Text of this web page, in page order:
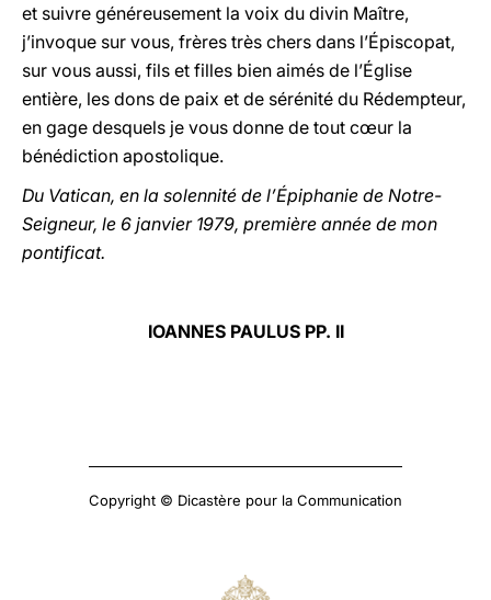
et suivre généreusement la voix du divin Maître,
j’invoque sur vous, frères très chers dans l’Épiscopat,
sur vous aussi, fils et filles bien aimés de l’Église
entière, les dons de paix et de sérénité du Rédempteur,
en gage desquels je vous donne de tout cœur la
bénédiction apostolique.
Du Vatican, en la solennité de l’Épiphanie de Notre-
Seigneur, le 6 janvier 1979, première année de mon
pontificat.
IOANNES PAULUS PP. II
Copyright © Dicastère pour la Communication